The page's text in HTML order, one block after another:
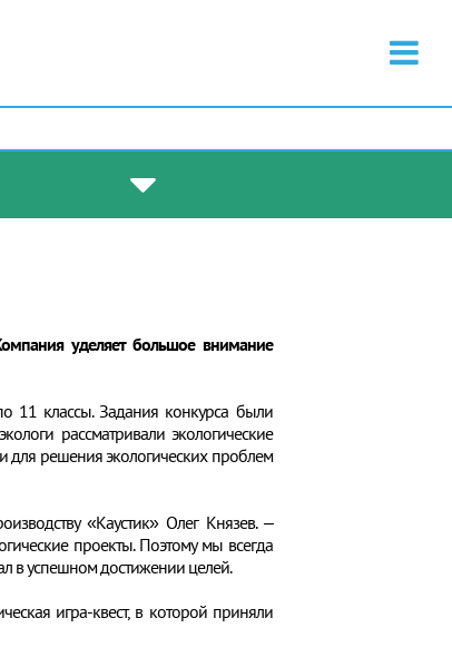
уделяет большое внимание
11 классы. Задания конкурса были
рассматривали экологические
для решения экологических проблем
«Каустик» Олег Князев. –
проекты. Поэтому мы всегда
в успешном достижении целей.
игра-квест, в которой приняли